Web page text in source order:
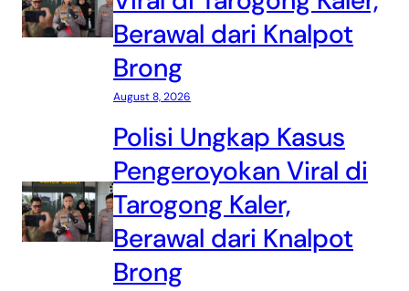
Berawal dari Knalpot
Brong
August 8, 2026
Polisi Ungkap Kasus
Pengeroyokan Viral di
Tarogong Kaler,
Berawal dari Knalpot
Brong